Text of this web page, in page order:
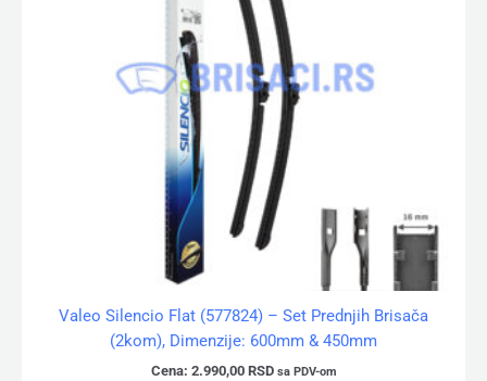
Valeo Silencio Flat (577824) – Set Prednjih Brisača
(2kom), Dimenzije: 600mm & 450mm
Cena: 2.990,00 RSD sa PDV-om